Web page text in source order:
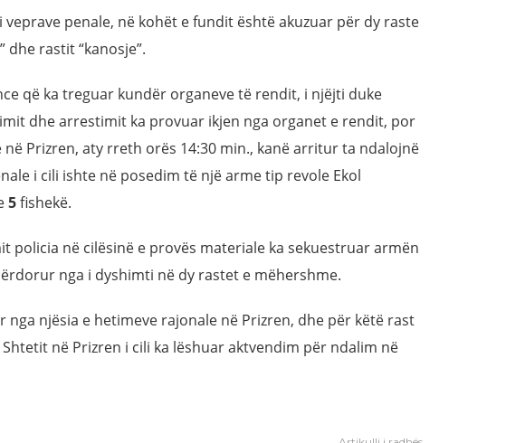
penale, në kohët e fundit është akuzuar për dy raste
dhe rastit “kanosje”.
që ka treguar kundër organeve të rendit, i njëjti duke
dhe arrestimit ka provuar ikjen nga organet e rendit, por
në Prizren, aty rreth orës 14:30 min., kanë arritur ta ndalojnë
i cili ishte në posedim të një arme tip revole Ekol
5fishekë.
policia në cilësinë e provës materiale ka sekuestruar armën
nga i dyshimti në dy rastet e mëhershme.
nga njësia e hetimeve rajonale në Prizren, dhe për këtë rast
në Prizren i cili ka lëshuar aktvendim për ndalim në